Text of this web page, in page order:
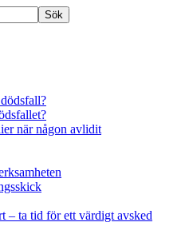
när någon avlidit
– ta tid för ett värdigt avsked